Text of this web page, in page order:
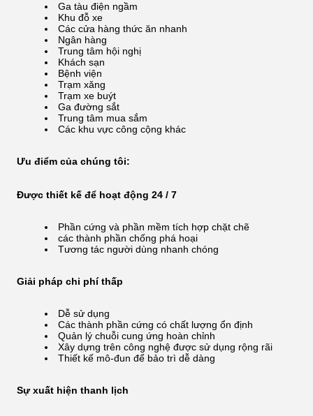
Ga tàu điện ngầm
Khu đỗ xe
Các cửa hàng thức ăn nhanh
Ngân hàng
Trung tâm hội nghị
Khách sạn
Bệnh viện
Trạm xăng
Trạm xe buýt
Ga đường sắt
Trung tâm mua sắm
Các khu vực công cộng khác
Ưu điểm của chúng tôi:
Được thiết kế để hoạt động 24 / 7
Phần cứng và phần mềm tích hợp chặt chẽ
các thành phần chống phá hoại
Tương tác người dùng nhanh chóng
Giải pháp chi phí thấp
Dễ sử dụng
Các thành phần cứng có chất lượng ổn định
Quản lý chuỗi cung ứng hoàn chỉnh
Xây dựng trên công nghệ được sử dụng rộng rãi
Thiết kế mô-đun để bảo trì dễ dàng
Sự xuất hiện thanh lịch